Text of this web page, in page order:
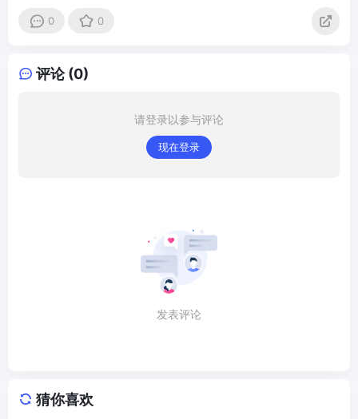
0 0
评论 (0)
请登录以参与评论
现在登录
发表评论
猜你喜欢